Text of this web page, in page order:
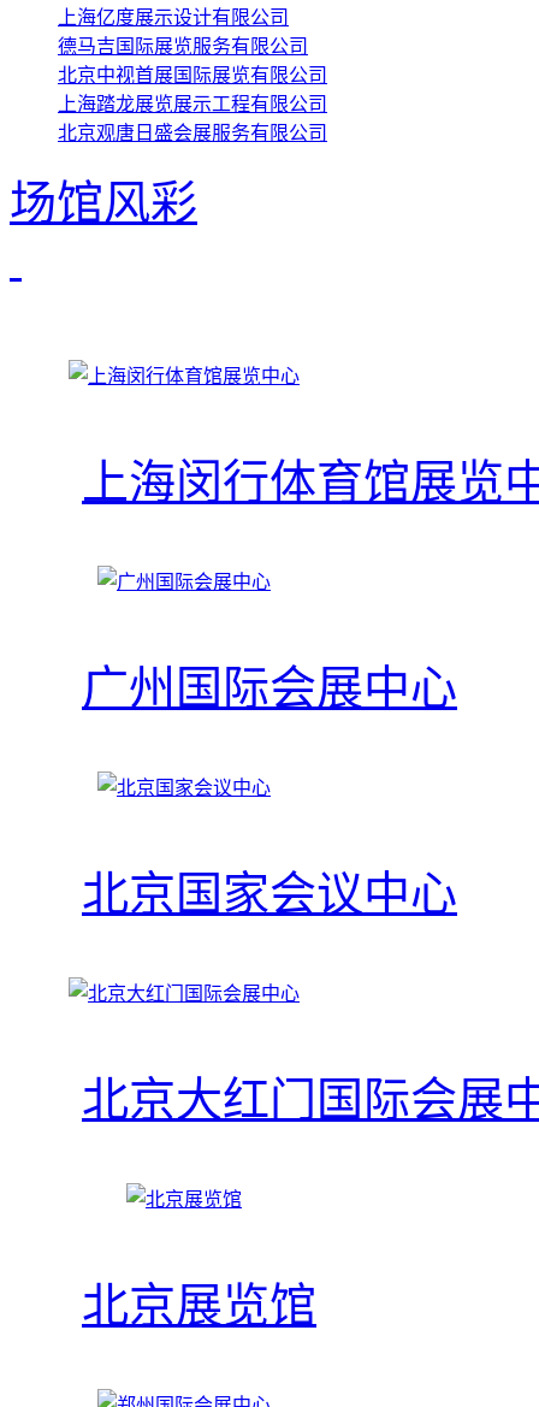
上海亿度展示设计有限公司
德马吉国际展览服务有限公司
北京中视首展国际展览有限公司
上海踏龙展览展示工程有限公司
北京观唐日盛会展服务有限公司
场馆风彩
上海闵行体育馆展览
广州国际会展中心
北京国家会议中心
北京大红门国际会展
北京展览馆